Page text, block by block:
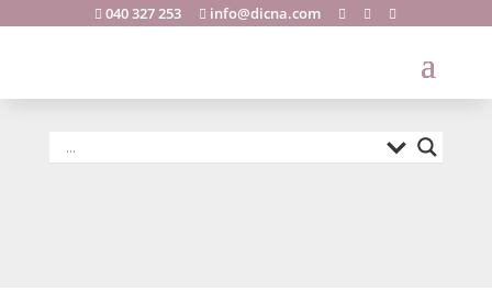
 040 327 253  info@dicna.com   